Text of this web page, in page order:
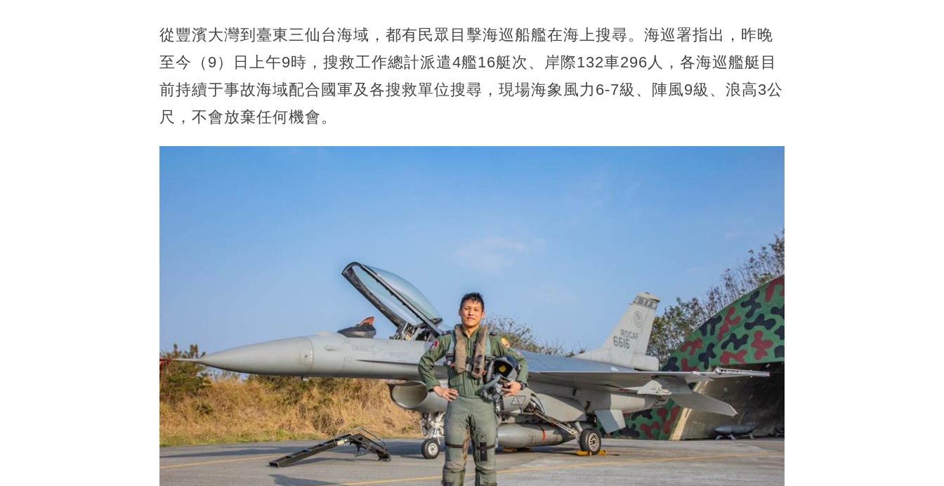
從豐濱大灣到臺東三仙台海域，都有民眾目擊海巡船艦在海上搜尋。海巡署指出，昨晚
至今（9）日上午9時，搜救工作總計派遣4艦16艇次、岸際132車296人，各海巡艦艇目
前持續于事故海域配合國軍及各搜救單位搜尋，現場海象風力6-7級、陣風9級、浪高3公
尺，不會放棄任何機會。